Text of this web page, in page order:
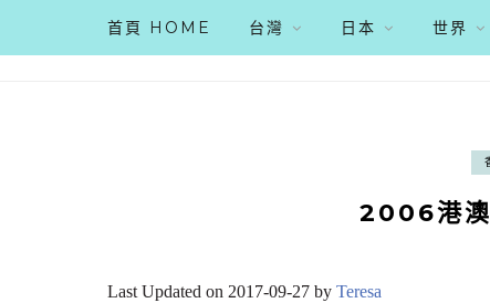
首頁 HOME 台灣 日本 世界
2006港澳
Last Updated on 2017-09-27 by Teresa